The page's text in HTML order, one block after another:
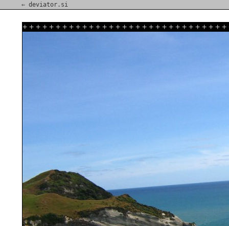
⇐ deviator.si
+ + + + + + + + + + + + + + + + + + + + + + + + + + + + + + +